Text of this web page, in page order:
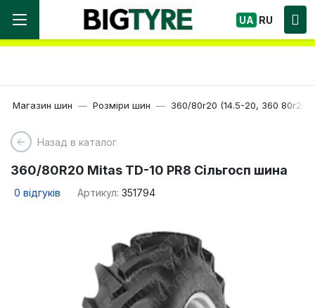
Ми працюємо! Великий вибір Шин, швидка
доставка по Україні!
UA RU
Магазин шин Розміри шин 360/80r20 (14.5-20, 360 80r20)
Назад в каталог
360/80R20 Mitas TD-10 PR8 Сільгосп шина
0 відгуків Артикул: 351794